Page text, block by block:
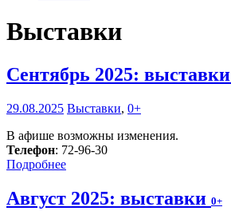
Выставки
Сентябрь 2025: выставки
29.08.2025 Выставки, 0+
В афише возможны изменения.
Телефон: 72-96-30
Подробнее
Август 2025: выставки 0+